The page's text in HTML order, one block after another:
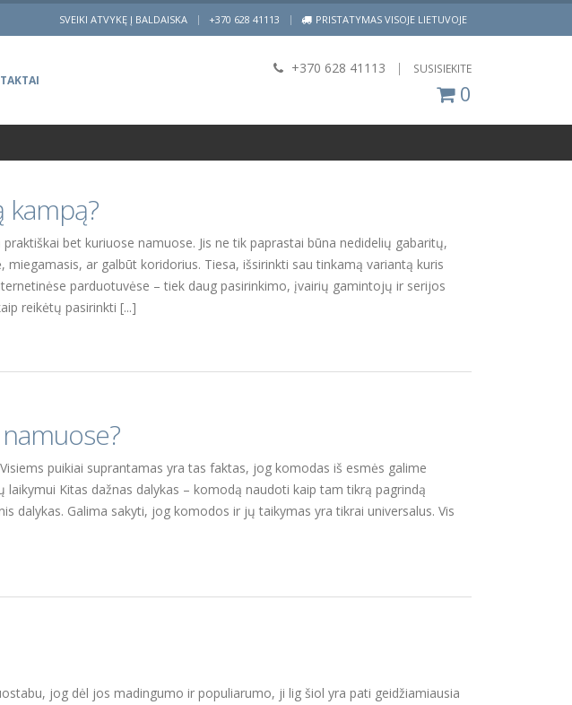
SVEIKI ATVYKĘ Į BALDAISKA | +370 628 41113 PRISTATYMAS VISOJE LIETUVOJE
+370 628 41113 | SUSISIEKITE
0
kampą?
bet kuriuose namuose. Jis ne tik paprastai būna nedidelių gabaritų,
ar galbūt koridorius. Tiesa, išsirinkti sau tinkamą variantą kuris
parduotuvėse – tiek daug pasirinkimo, įvairių gamintojų ir serijos
reikėtų pasirinkti [...]
puikiai suprantamas yra tas faktas, jog komodas iš esmės galime
Kitas dažnas dalykas – komodą naudoti kaip tam tikrą pagrindą
dalykas. Galima sakyti, jog komodos ir jų taikymas yra tikrai universalus. Vis
jog dėl jos madingumo ir populiarumo, ji lig šiol yra pati geidžiamiausia